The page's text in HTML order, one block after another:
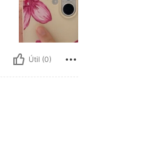
Útil (0)